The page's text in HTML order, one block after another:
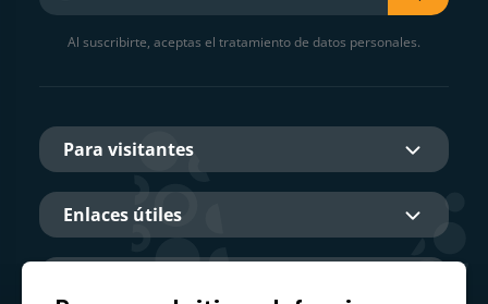
Al suscribirte, aceptas el tratamiento de datos personales.
Para visitantes
Enlaces útiles